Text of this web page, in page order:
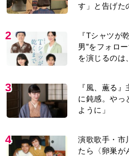
す」と告げた
2
『Tシャツが
男”をフォロ
を演じるのは
3
『風、薫る
に鈍感。やっ
ように」
4
演歌歌手・市
たら〈卵巣が